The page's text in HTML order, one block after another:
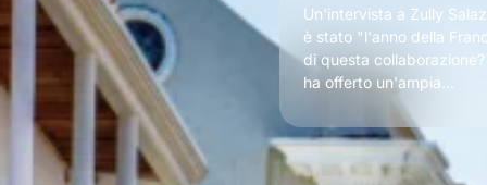
Un'intervista a Zully
è stato "l'anno della
di questa
ha offerto un'ampia...